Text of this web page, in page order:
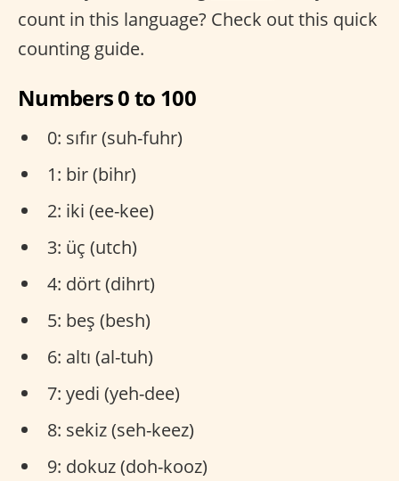
count in this language? Check out this quick
counting guide.
Numbers 0 to 100
0: sıfır (suh-fuhr)
1: bir (bihr)
2: iki (ee-kee)
3: üç (utch)
4: dört (dihrt)
5: beş (besh)
6: altı (al-tuh)
7: yedi (yeh-dee)
8: sekiz (seh-keez)
9: dokuz (doh-kooz)